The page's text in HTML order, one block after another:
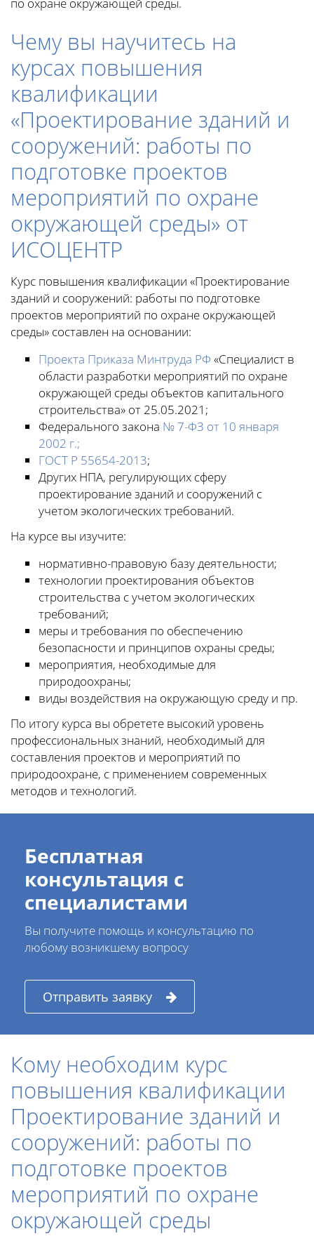
по охране окружающей среды.
Чему вы научитесь на
курсах повышения
квалификации
«Проектирование зданий и
сооружений: работы по
подготовке проектов
мероприятий по охране
окружающей среды» от
ИСОЦЕНТР
Курс повышения квалификации «Проектирование
зданий и сооружений: работы по подготовке
проектов мероприятий по охране окружающей
среды» составлен на основании:
Проекта Приказа Минтруда РФ «Специалист в
области разработки мероприятий по охране
окружающей среды объектов капитального
строительства» от 25.05.2021;
Федерального закона № 7-ФЗ от 10 января
2002 г.;
ГОСТ Р 55654-2013;
Других НПА, регулирующих сферу
проектирование зданий и сооружений с
учетом экологических требований.
На курсе вы изучите:
нормативно-правовую базу деятельности;
технологии проектирования объектов
строительства с учетом экологических
требований;
меры и требования по обеспечению
безопасности и принципов охраны среды;
мероприятия, необходимые для
природоохраны;
виды воздействия на окружающую среду и пр.
По итогу курса вы обретете высокий уровень
профессиональных знаний, необходимый для
составления проектов и мероприятий по
природоохране, с применением современных
методов и технологий.
Бесплатная
консультация с
специалистами
Вы получите помощь и консультацию по
любому возникшему вопросу
Отправить заявку
Кому необходим курс
повышения квалификации
Проектирование зданий и
сооружений: работы по
подготовке проектов
мероприятий по охране
окружающей среды